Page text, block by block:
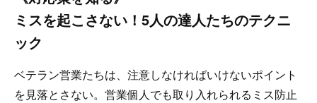
ミスを起こさない！5人の達人たちのテクニ
ック
ベテラン営業たちは、注意しなければいけないポイント
を見落とさない。営業個人でも取り入れられるミス防止